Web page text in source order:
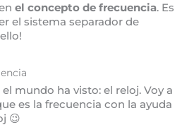
el concepto de frecuencia. Es
el sistema separador de
mundo ha visto: el reloj. Voy a
es la frecuencia con la ayuda
😉